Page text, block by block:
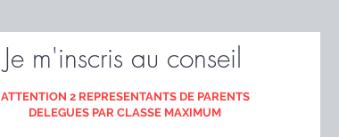
Je m'inscris au conseil
ATTENTION 2 REPRESENTANTS DE PARENTS
DELEGUES PAR CLASSE MAXIMUM